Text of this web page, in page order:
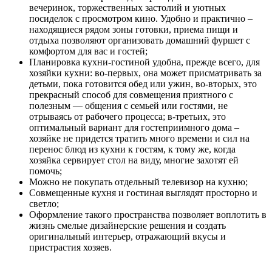
вечеринок, торжественных застолий и уютных
посиделок с просмотром кино. Удобно и практично –
находящиеся рядом зоны готовки, приема пищи и
отдыха позволяют организовать домашний фуршет с
комфортом для вас и гостей;
Планировка кухни-гостиной удобна, прежде всего, для
хозяйки кухни: во-первых, она может присматривать за
детьми, пока готовится обед или ужин, во-вторых, это
прекрасный способ для совмещения приятного с
полезным — общения с семьей или гостями, не
отрываясь от рабочего процесса; в-третьих, это
оптимальный вариант для гостеприимного дома –
хозяйке не придется тратить много времени и сил на
перенос блюд из кухни к гостям, к тому же, когда
хозяйка сервирует стол на виду, многие захотят ей
помочь;
Можно не покупать отдельный телевизор на кухню;
Совмещенные кухня и гостиная выглядят просторно и
светло;
Оформление такого пространства позволяет воплотить в
жизнь смелые дизайнерские решения и создать
оригинальный интерьер, отражающий вкусы и
пристрастия хозяев.